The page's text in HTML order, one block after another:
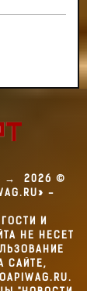
→ 2026 ©
-
И
НЕ НЕСЕТ
САЙТЕ,